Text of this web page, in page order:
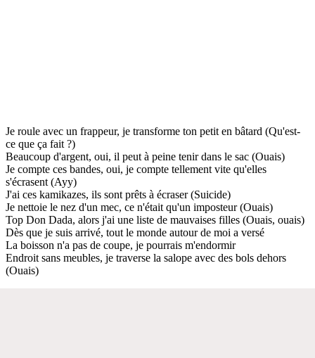
Je roule avec un frappeur, je transforme ton petit en bâtard (Qu'est-
ce que ça fait ?)
Beaucoup d'argent, oui, il peut à peine tenir dans le sac (Ouais)
Je compte ces bandes, oui, je compte tellement vite qu'elles
s'écrasent (Ayy)
J'ai ces kamikazes, ils sont prêts à écraser (Suicide)
Je nettoie le nez d'un mec, ce n'était qu'un imposteur (Ouais)
Top Don Dada, alors j'ai une liste de mauvaises filles (Ouais, ouais)
Dès que je suis arrivé, tout le monde autour de moi a versé
La boisson n'a pas de coupe, je pourrais m'endormir
Endroit sans meubles, je traverse la salope avec des bols dehors
(Ouais)